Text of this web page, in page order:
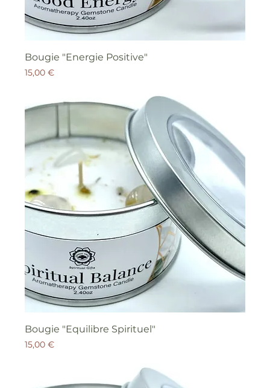
Bougie "Energie Positive"
Prix
15,00 €
Bougie "Equilibre Spirituel"
Prix
15,00 €